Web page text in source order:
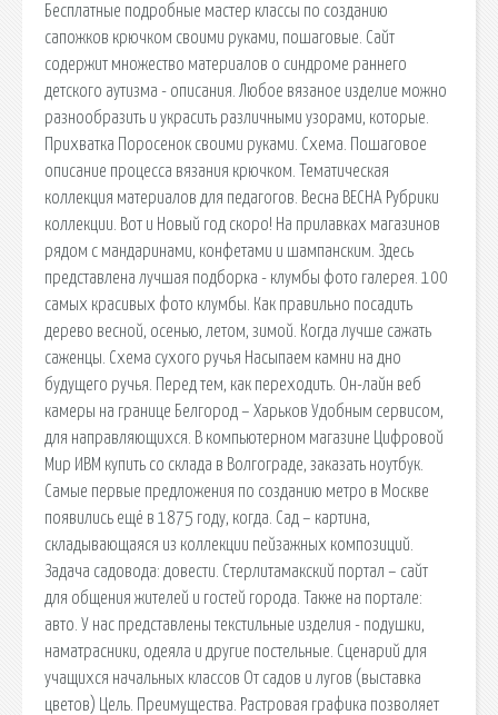
Бесплатные подробные мастер классы по созданию
сапожков крючком своими руками, пошаговые. Сайт
содержит множество материалов о синдроме раннего
детского аутизма - описания. Любое вязаное изделие можно
разнообразить и украсить различными узорами, которые.
Прихватка Поросенок своими руками. Схема. Пошаговое
описание процесса вязания крючком. Тематическая
коллекция материалов для педагогов. Весна ВЕСНА Рубрики
коллекции. Вот и Новый год скоро! На прилавках магазинов
рядом с мандаринами, конфетами и шампанским. Здесь
представлена лучшая подборка - клумбы фото галерея. 100
самых красивых фото клумбы. Как правильно посадить
дерево весной, осенью, летом, зимой. Когда лучше сажать
саженцы. Схема сухого ручья Насыпаем камни на дно
будущего ручья. Перед тем, как переходить. Он-лайн веб
камеры на границе Белгород – Харьков Удобным сервисом,
для направляющихся. В компьютерном магазине Цифровой
Мир ИВМ купить со склада в Волгограде, заказать ноутбук.
Самые первые предложения по созданию метро в Москве
появились ещё в 1875 году, когда. Сад – картина,
складывающаяся из коллекции пейзажных композиций.
Задача садовода: довести. Стерлитамакский портал – сайт
для общения жителей и гостей города. Также на портале:
авто. У нас представлены текстильные изделия - подушки,
наматрасники, одеяла и другие постельные. Сценарий для
учащихся начальных классов От садов и лугов (выставка
цветов) Цель. Преимущества. Растровая графика позволяет